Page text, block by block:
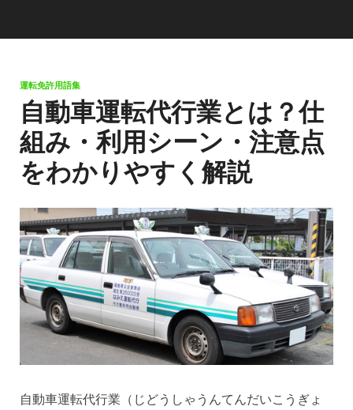
運転免許用語集
自動車運転代行業とは？仕
組み・利用シーン・注意点
をわかりやすく解説
自動車運転代行業（じどうしゃうんてんだいこうぎょ